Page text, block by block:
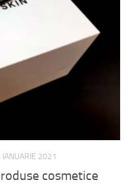
IANUARIE 2021
cosmetice